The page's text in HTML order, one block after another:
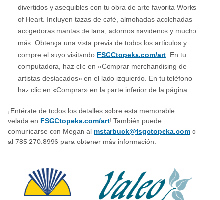
divertidos y asequibles con tu obra de arte favorita Works
of Heart. Incluyen tazas de café, almohadas acolchadas,
acogedoras mantas de lana, adornos navideños y mucho
más. Obtenga una vista previa de todos los artículos y
compre el suyo visitando FSGCtopeka.com/art . En tu
computadora, haz clic en «Comprar merchandising de
artistas destacados» en el lado izquierdo. En tu teléfono,
haz clic en «Comprar» en la parte inferior de la página.
¡Entérate de todos los detalles sobre esta memorable
velada en FSGCtopeka.com/art! También puede
comunicarse con Megan al mstarbuck@fsgctopeka.com o
al 785.270.8996 para obtener más información.